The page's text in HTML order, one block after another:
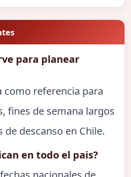
para planear
como referencia para
fines de semana largos
de descanso en Chile.
en todo el pais?